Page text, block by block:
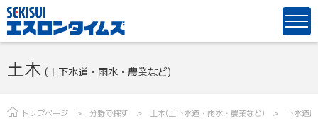
土木 (上下水道・雨水・農業など)
トップページ 分野で探す 土木(上下水道・雨水・農業など) 下水道